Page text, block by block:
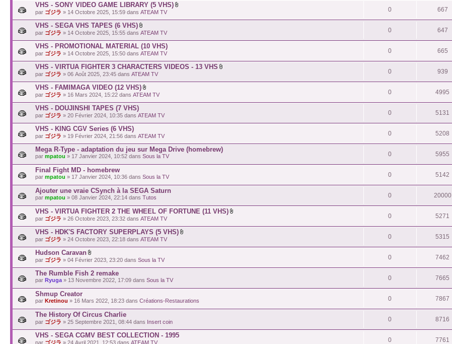
VHS - SONY VIDEO GAME LIBRARY (5 VHS)
par ゴジラ » 14 Octobre 2025, 15:59 dans ATEAM TV 0 667
VHS - SEGA VHS TAPES (6 VHS)
par ゴジラ » 14 Octobre 2025, 15:55 dans ATEAM TV 0 647
VHS - PROMOTIONAL MATERIAL (10 VHS)
par ゴジラ » 14 Octobre 2025, 15:50 dans ATEAM TV 0 665
VHS - VIRTUA FIGHTER 3 CHARACTERS VIDEOS - 13 VHS
par ゴジラ » 06 Août 2025, 23:45 dans ATEAM TV 0 939
VHS - FAMIMAGA VIDEO (12 VHS)
par ゴジラ » 16 Mars 2024, 15:22 dans ATEAM TV 0 4995
VHS - DOUJINSHI TAPES (7 VHS)
par ゴジラ » 20 Février 2024, 10:35 dans ATEAM TV 0 5131
VHS - KING CGV Series (6 VHS)
par ゴジラ » 19 Février 2024, 21:56 dans ATEAM TV 0 5208
Mega R-Type - adaptation du jeu sur Mega Drive (homebrew)
par mpatou » 17 Janvier 2024, 10:52 dans Sous la TV 0 5955
Final Fight MD - homebrew
par mpatou » 17 Janvier 2024, 10:36 dans Sous la TV 0 5142
Ajouter une vraie CSynch à la SEGA Saturn
par mpatou » 08 Janvier 2024, 22:14 dans Tutos 0 20000
VHS - VIRTUA FIGHTER 2 THE WHEEL OF FORTUNE (11 VHS)
par ゴジラ » 26 Octobre 2023, 23:32 dans ATEAM TV 0 5271
VHS - HDK'S FACTORY SUPERPLAYS (5 VHS)
par ゴジラ » 24 Octobre 2023, 22:18 dans ATEAM TV 0 5315
Hudson Caravan
par ゴジラ » 04 Février 2023, 23:20 dans Sous la TV 0 7462
The Rumble Fish 2 remake
par Ryuga » 13 Novembre 2022, 17:09 dans Sous la TV 0 7665
Shmup Creator
par Kretinou » 16 Mars 2022, 18:23 dans Créations-Restaurations 0 7867
The History Of Circus Charlie
par ゴジラ » 25 Septembre 2021, 08:44 dans Insert coin 0 8716
VHS - SEGA CGMV BEST COLLECTION - 1995
par ゴジラ » 24 Avril 2021, 12:53 dans ATEAM TV 0 7761